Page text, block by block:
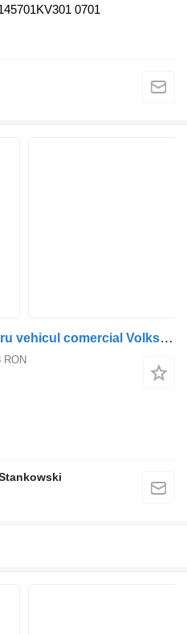
0701
Arc lamelar 95203100 pentru vehicul comercial Volkswagen Crafter
RON